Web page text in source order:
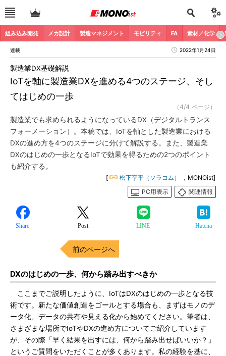
組み込み開発 メカ設計 製造マネジメント モビリティ FA 素材／化学
連載 2022年1月24日
IoTを軸に製造業DXを進める4つのステージ、そし
てはじめの一歩
製造業DX基礎解説
（4/4 ページ）
製造業でも求められるようになっているDX（デジタルトランス
フォーメーション）。本稿では、IoTを軸とした製造業における
DXの進め方を4つのステージに分けて解説する。また、製造業
DXのはじめの一歩となるIoTで効果を得るための2つのポイント
も紹介する。
[ 松下享平（ソラコム）
，MONOist]
PC用表示
関連情報
Share Post LINE Hatena
前のページへ
DXのはじめの一歩、何から踏み出すべきか
ここまでご説明したように、IoTはDXのはじめの一歩となる技
術です。新たな価値創造をゴールとする場合も、まずはモノのデ
ータ化、データの共有や見える化から始めてください。筆者は、
さまざまな場所でIoTやDXの進め方についてご紹介しています
が、その際「早く結果を出すには、何から踏み出せばいいか？」
というご質問をいただくことが多くあります。私の経験を基に、